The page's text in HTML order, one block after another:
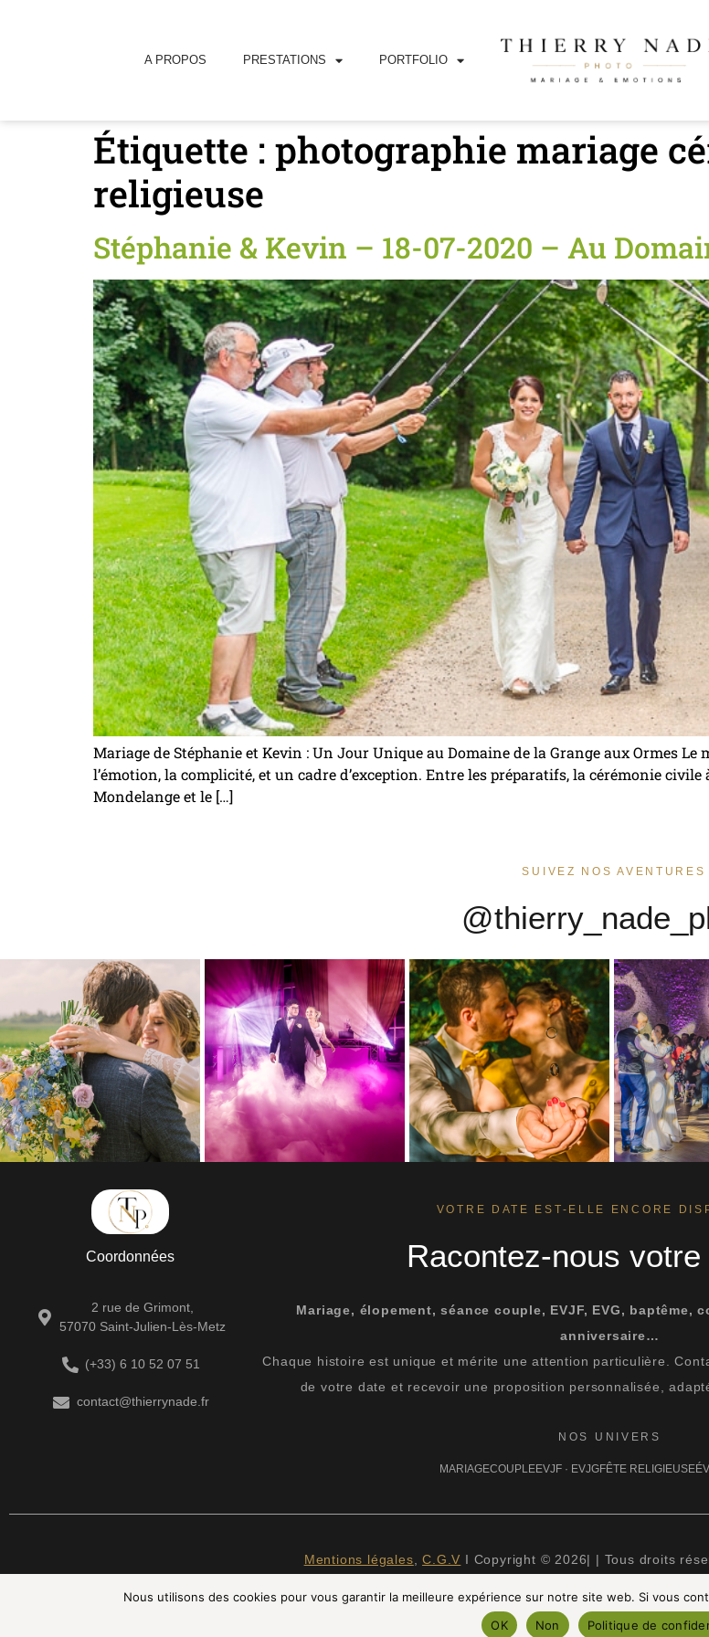
A PROPOS PRESTATIONS PORTFOLIO
Étiquette : photographie mariage
religieuse
Stéphanie & Kevin – 18-07-2020 – Au
Mariage de Stéphanie et Kevin : Un Jour Unique au Domaine de la Grange aux Ormes
l’émotion, la complicité, et un cadre d’exception. Entre les préparatifs, la cérémonie
Mondelange et le […]
SUIVEZ NOS AVENTURES
Coordonnées
2 rue de Grimont,
57070 Saint-Julien-Lès-Metz
(+33) 6 10 52 07 51
contact@thierrynade.fr
VOTRE DATE EST-ELLE ENCORE
Racontez-nous
Mariage, élopement, séance couple, EVJF, EVG, baptême,
anniversaire…
Chaque histoire est unique et mérite une attention particulière.
de votre date et recevoir une proposition personnalisée,
NOS UNIVERS
MARIAGECOUPLEEVJF · EVJGFÊTE RELIGIEUSE
Mentions légales,C.G.V I Copyright © 2026| | Tous droits
FACEBOOK PINTEREST LINKEDIN
Nous utilisons des cookies pour vous garantir la meilleure expérience sur notre site web. Si vous
OK
Non Politique de